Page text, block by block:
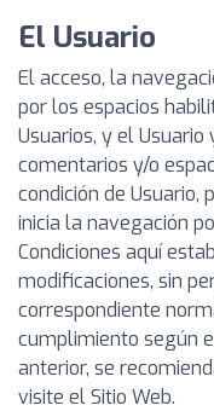
El Usuario
El acceso, la
por los espacios
Usuarios, y el Usuario
comentarios y/o
condición de Usuario,
inicia la navegación
Condiciones aquí
modificaciones, sin
correspondiente
cumplimiento según
anterior, se
visite el Sitio Web.